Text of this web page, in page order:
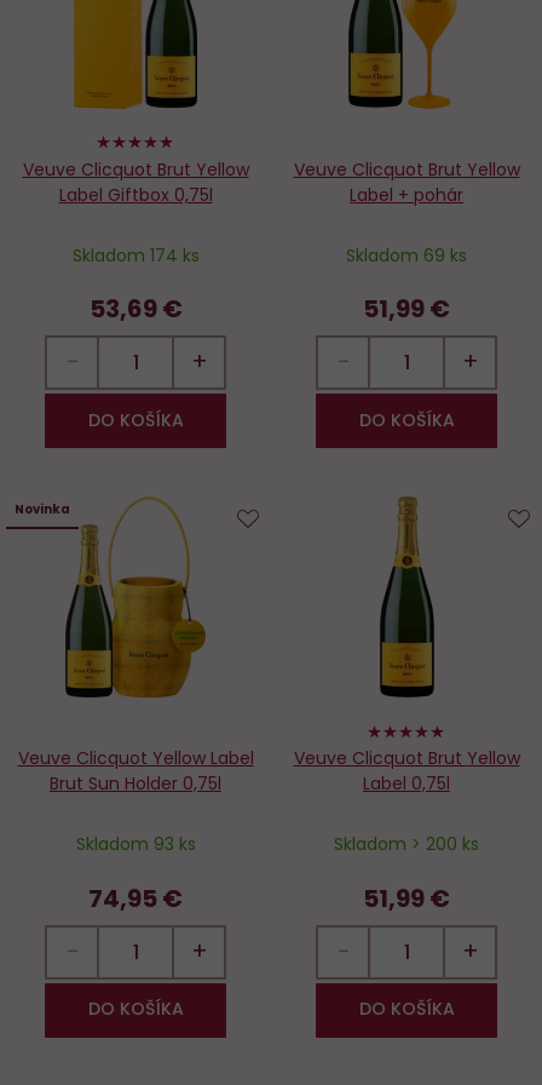
98%
Veuve Clicquot Brut Yellow
Label Giftbox 0,75l
Skladom 174 ks
53,69 €
− +
DO KOŠÍKA
Veuve Clicquot Brut Yellow
Label + pohár
Skladom 69 ks
51,99 €
− +
DO KOŠÍKA
Novinka
Veuve Clicquot Yellow Label
Brut Sun Holder 0,75l
Skladom 93 ks
74,95 €
− +
DO KOŠÍKA
100%
Veuve Clicquot Brut Yellow
Label 0,75l
Skladom > 200 ks
51,99 €
− +
DO KOŠÍKA